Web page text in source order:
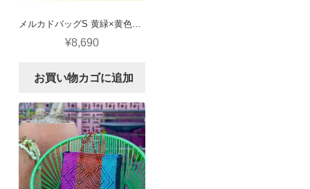
メルカドバッグS 黄緑×黄色（ロンボ）
¥8,690
お買い物カゴに追加